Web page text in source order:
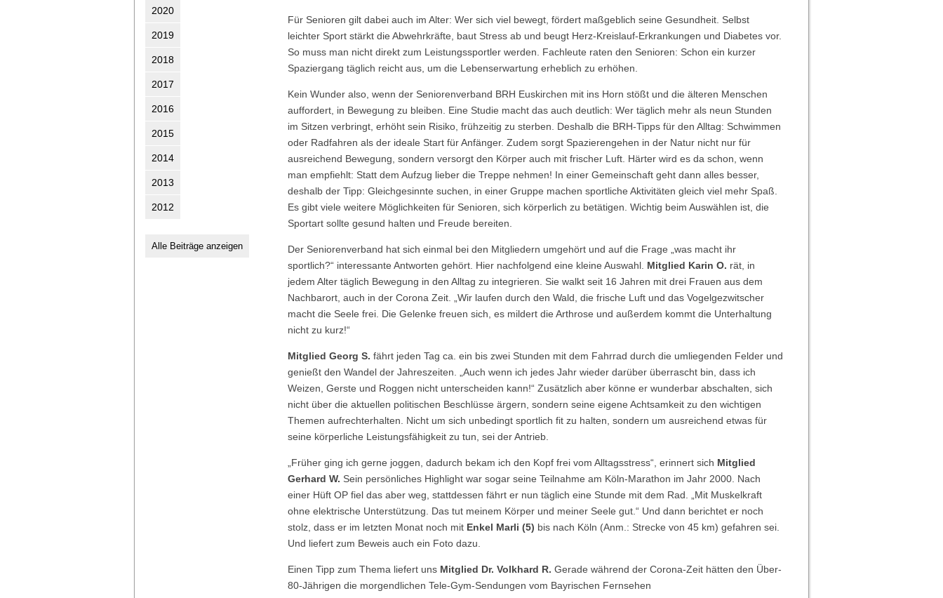
Für Senioren gilt dabei auch im Alter: Wer sich viel bewegt, fördert maßgeblich seine Gesundheit. Selbst
leichter Sport stärkt die Abwehrkräfte, baut Stress ab und beugt Herz-Kreislauf-Erkrankungen und Diabetes vor.
So muss man nicht direkt zum Leistungssportler werden. Fachleute raten den Senioren: Schon ein kurzer
Spaziergang täglich reicht aus, um die Lebenserwartung erheblich zu erhöhen.
Kein Wunder also, wenn der Seniorenverband BRH Euskirchen mit ins Horn stößt und die älteren Menschen
auffordert, in Bewegung zu bleiben. Eine Studie macht das auch deutlich: Wer täglich mehr als neun Stunden
im Sitzen verbringt, erhöht sein Risiko, frühzeitig zu sterben. Deshalb die BRH-Tipps für den Alltag: Schwimmen
oder Radfahren als der ideale Start für Anfänger. Zudem sorgt Spazierengehen in der Natur nicht nur für
ausreichend Bewegung, sondern versorgt den Körper auch mit frischer Luft. Härter wird es da schon, wenn
man empfiehlt: Statt dem Aufzug lieber die Treppe nehmen! In einer Gemeinschaft geht dann alles besser,
deshalb der Tipp: Gleichgesinnte suchen, in einer Gruppe machen sportliche Aktivitäten gleich viel mehr Spaß.
Es gibt viele weitere Möglichkeiten für Senioren, sich körperlich zu betätigen. Wichtig beim Auswählen ist, die
Sportart sollte gesund halten und Freude bereiten.
Der Seniorenverband hat sich einmal bei den Mitgliedern umgehört und auf die Frage „was macht ihr
sportlich?“ interessante Antworten gehört. Hier nachfolgend eine kleine Auswahl. Mitglied Karin O. rät, in
jedem Alter täglich Bewegung in den Alltag zu integrieren. Sie walkt seit 16 Jahren mit drei Frauen aus dem
Nachbarort, auch in der Corona Zeit. „Wir laufen durch den Wald, die frische Luft und das Vogelgezwitscher
macht die Seele frei. Die Gelenke freuen sich, es mildert die Arthrose und außerdem kommt die Unterhaltung
nicht zu kurz!“
Mitglied Georg S. fährt jeden Tag ca. ein bis zwei Stunden mit dem Fahrrad durch die umliegenden Felder und
genießt den Wandel der Jahreszeiten. „Auch wenn ich jedes Jahr wieder darüber überrascht bin, dass ich
Weizen, Gerste und Roggen nicht unterscheiden kann!“ Zusätzlich aber könne er wunderbar abschalten, sich
nicht über die aktuellen politischen Beschlüsse ärgern, sondern seine eigene Achtsamkeit zu den wichtigen
Themen aufrechterhalten. Nicht um sich unbedingt sportlich fit zu halten, sondern um ausreichend etwas für
seine körperliche Leistungsfähigkeit zu tun, sei der Antrieb.
„Früher ging ich gerne joggen, dadurch bekam ich den Kopf frei vom Alltagsstress“, erinnert sich Mitglied
Gerhard W. Sein persönliches Highlight war sogar seine Teilnahme am Köln-Marathon im Jahr 2000. Nach
einer Hüft OP fiel das aber weg, stattdessen fährt er nun täglich eine Stunde mit dem Rad. „Mit Muskelkraft
ohne elektrische Unterstützung. Das tut meinem Körper und meiner Seele gut.“ Und dann berichtet er noch
stolz, dass er im letzten Monat noch mit Enkel Marli (5) bis nach Köln (Anm.: Strecke von 45 km) gefahren sei.
Und liefert zum Beweis auch ein Foto dazu.
Einen Tipp zum Thema liefert uns Mitglied Dr. Volkhard R. Gerade während der Corona-Zeit hätten den Über-
80-Jährigen die morgendlichen Tele-Gym-Sendungen vom Bayrischen Fernsehen
2020
2019
2018
2017
2016
2015
2014
2013
2012
Alle Beiträge anzeigen